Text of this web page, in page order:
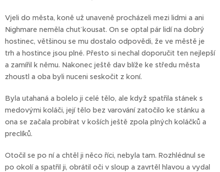
Vjeli do města, koně už unaveně procházeli mezi lidmi a ani
Nighmare neměla chuť kousat. On se optal pár lidí na dobrý
hostinec, většinou se mu dostalo odpovědi, že ve městě je
trh a hostince jsou plné. Přesto si nechal doporučit ten nejlepší
a zamířil k němu. Nakonec ještě dav blíže ke středu města
zhoustl a oba byli nuceni seskočit z koní.
Byla utahaná a bolelo ji celé tělo, ale když spatřila stánek s
medovými koláči, její tělo bez varování zatočilo ke stánku a
ona se začala probírat v koších ještě zpola plných koláčků a
preclíků.
Otočil se po ní a chtěl ji něco říci, nebyla tam. Rozhlédnul se
po okolí a spatřil ji, obrátil oči v sloup a zavrtěl hlavou a vydal